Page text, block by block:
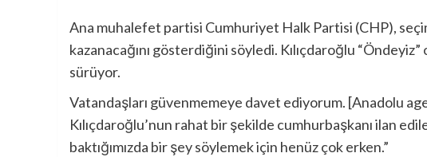
Ana muhalefet partisi Cumhuriyet Halk Partisi (CHP),
kazanacağını gösterdiğini söyledi. Kılıçdaroğlu “Öndeyiz”
sürüyor.
Vatandaşları güvenmemeye davet ediyorum. [Anadolu
Kılıçdaroğlu’nun rahat bir şekilde cumhurbaşkanı ilan
baktığımızda bir şey söylemek için henüz çok erken.”